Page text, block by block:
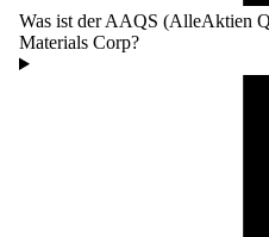
Was ist der AAQS (AlleAktien
Materials Corp?